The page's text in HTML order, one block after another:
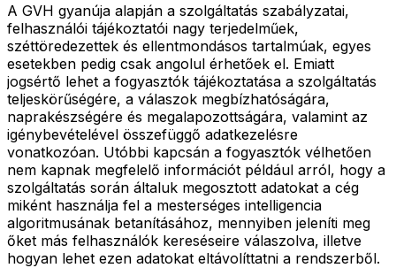
A GVH gyanúja alapján a szolgáltatás szabályzatai,
felhasználói tájékoztatói nagy terjedelműek,
széttöredezettek és ellentmondásos tartalmúak, egyes
esetekben pedig csak angolul érhetőek el. Emiatt
jogsértő lehet a fogyasztók tájékoztatása a szolgáltatás
teljeskörűségére, a válaszok megbízhatóságára,
naprakészségére és megalapozottságára, valamint az
igénybevételével összefüggő adatkezelésre
vonatkozóan. Utóbbi kapcsán a fogyasztók vélhetően
nem kapnak megfelelő információt például arról, hogy a
szolgáltatás során általuk megosztott adatokat a cég
miként használja fel a mesterséges intelligencia
algoritmusának betanításához, mennyiben jeleníti meg
őket más felhasználók kereséseire válaszolva, illetve
hogyan lehet ezen adatokat eltávolíttatni a rendszerből.